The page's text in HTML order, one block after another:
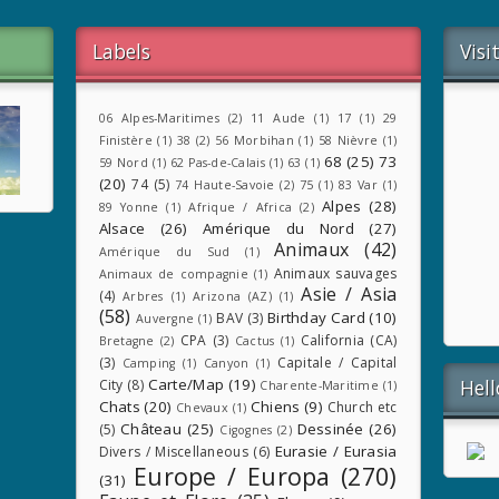
Labels
06 Alpes-Maritimes (2) 11 Aude (1) 17 (1) 29
Finistère (1) 38 (2) 56 Morbihan (1) 58 Nièvre (1)
59 Nord (1) 62 Pas-de-Calais (1) 63 (1) 68 (25) 73
(20) 74 (5) 74 Haute-Savoie (2) 75 (1) 83 Var (1)
89 Yonne
(1) Afrique / Africa (2) Alpes (28)
Alsace
(26) Amérique du Nord (27)
Amérique du Sud (1) Animaux (42)
Animaux de compagnie (1) Animaux sauvages
(4) Arbres (1) Arizona (AZ) (1) Asie / Asia
(58) Auvergne (1) BAV (3) Birthday Card (10)
Bretagne (2) CPA (3) Cactus (1) California (CA)
(3) Camping (1) Canyon (1) Capitale / Capital
City (8) Carte/Map (19) Charente-Maritime (1)
Chats (20) Chevaux (1) Chiens (9) Church etc
(5) Château (25) Cigognes (2) Dessinée (26)
Divers / Miscellaneous (6) Eurasie / Eurasia
(31) Europe / Europa (270)